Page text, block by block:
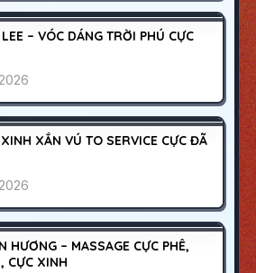
1000K
– VÓC DÁNG TRỜI PHÚ CỰC
400K
XẮN VÚ TO SERVICE CỰC ĐÃ
1200K
HƯƠNG – MASSAGE CỰC PHÊ,
CỰC XINH